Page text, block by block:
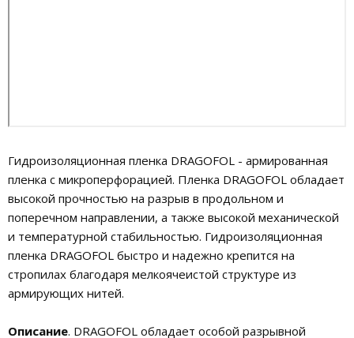
Гидроизоляционная пленка DRAGOFOL - армированная
пленка с микроперфорацией. Пленка DRAGOFOL обладает
высокой прочностью на разрыв в продольном и
поперечном направлении, а также высокой механической
и температурной стабильностью. Гидроизоляционная
пленка DRAGOFOL быстро и надежно крепится на
стропилах благодаря мелкоячеистой структуре из
армирующих нитей.
Описание. DRAGOFOL обладает особой разрывной